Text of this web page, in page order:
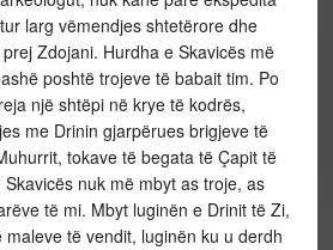
larg vëmendjes shtetërore dhe
Zdojani. Hurdha e Skavicës më
poshtë trojeve të babait tim. Po
një shtëpi në krye të kodrës,
me Drinin gjarpërues brigjeve të
tokave të begata të Çapit të
nuk më mbyt as troje, as
të mi. Mbyt luginën e Drinit të Zi,
të vendit, luginën ku u derdh